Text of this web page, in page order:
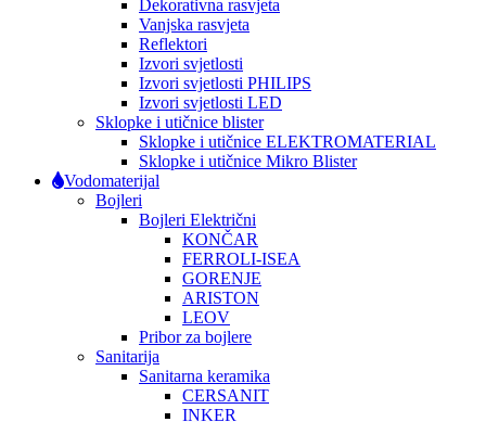
Dekorativna rasvjeta
Vanjska rasvjeta
Reflektori
Izvori svjetlosti
Izvori svjetlosti PHILIPS
Izvori svjetlosti LED
Sklopke i utičnice blister
Sklopke i utičnice ELEKTROMATERIAL
Sklopke i utičnice Mikro Blister
Vodomaterijal
Bojleri
Bojleri Električni
KONČAR
FERROLI-ISEA
GORENJE
ARISTON
LEOV
Pribor za bojlere
Sanitarija
Sanitarna keramika
CERSANIT
INKER